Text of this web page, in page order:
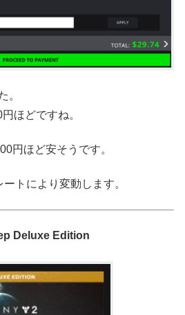
。
ほどですね。
円ほど安そうです。
トにより変動します。
Deluxe Edition